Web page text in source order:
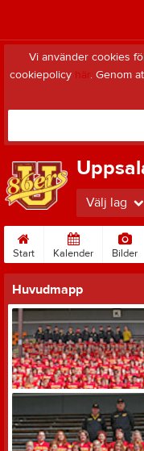
Vi använder cookies
cookiepolicy här. Genom
Välj lag
Start Kalender Bilder
Huvudmapp